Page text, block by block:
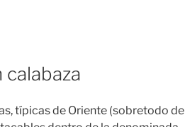
calabaza
típicas de Oriente (sobretodo de